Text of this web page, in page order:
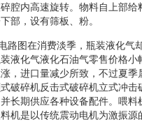
腔内高速旋转。物料自上部
部，设有筛板、粉。
路图在消费淡季，瓶装液化气
液化气液化石油气零售价格
，进口量减少所致，不过夏
破碎机反击式破碎机立式冲
长期供应各种设备配件。喂
机是以传统震动电机为激振